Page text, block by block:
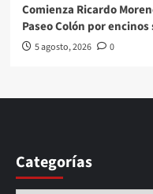
Comienza Ricardo
Paseo Colón por
5 agosto, 2026 0
Categorías